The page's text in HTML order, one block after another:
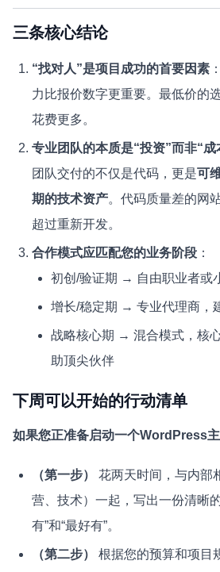
三条核心结论
“找对人”是项目成功的首要因素
力比报价数字更重要。最低价的
花费更多。
专业团队的本质是“投资”而非“成
团队交付的不仅是代码，更是可
期的技术资产。代码质量差的网
超过重新开发。
合作模式应匹配您的业务阶段 ：
初创/验证期 → 自由职业者或
增长/稳定期 → 专业代理商，
战略核心期 → 混合模式，核
助顶尖伙伴
下周可以开始的行动清单
如果您正准备启动一个WordPress主
（第一步）
花两天时间，与内部
营、技术）一起，写出一份清晰
有”和“最好有”。
（第二步）
根据您的预算和项目